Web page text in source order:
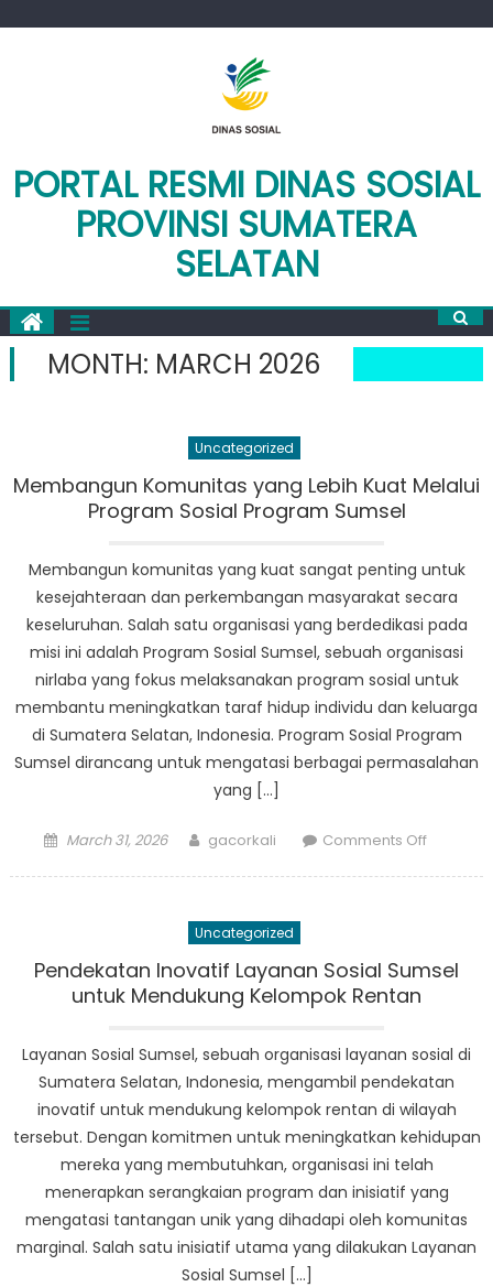
PORTAL RESMI DINAS SOSIAL
PROVINSI SUMATERA
SELATAN
MONTH: MARCH 2026
Uncategorized
Membangun Komunitas yang Lebih Kuat Melalui
Program Sosial Program Sumsel
Membangun komunitas yang kuat sangat penting untuk
kesejahteraan dan perkembangan masyarakat secara
keseluruhan. Salah satu organisasi yang berdedikasi pada
misi ini adalah Program Sosial Sumsel, sebuah organisasi
nirlaba yang fokus melaksanakan program sosial untuk
membantu meningkatkan taraf hidup individu dan keluarga
di Sumatera Selatan, Indonesia. Program Sosial Program
Sumsel dirancang untuk mengatasi berbagai permasalahan
yang […]
Posted
March 31, 2026 Author
gacorkali Comments Offon
Kuat
Program
Sumsel
Uncategorized
Pendekatan Inovatif Layanan Sosial Sumsel
untuk Mendukung Kelompok Rentan
Layanan Sosial Sumsel, sebuah organisasi layanan sosial di
Sumatera Selatan, Indonesia, mengambil pendekatan
inovatif untuk mendukung kelompok rentan di wilayah
tersebut. Dengan komitmen untuk meningkatkan kehidupan
mereka yang membutuhkan, organisasi ini telah
menerapkan serangkaian program dan inisiatif yang
mengatasi tantangan unik yang dihadapi oleh komunitas
marginal. Salah satu inisiatif utama yang dilakukan Layanan
Sosial Sumsel […]